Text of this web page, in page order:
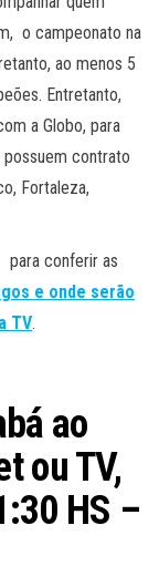
o campeonato na
ao menos 5
Entretanto,
a Globo, para
possuem contrato
Fortaleza,
para conferir as
e onde serão
TV.
ao
ou TV,
HS –